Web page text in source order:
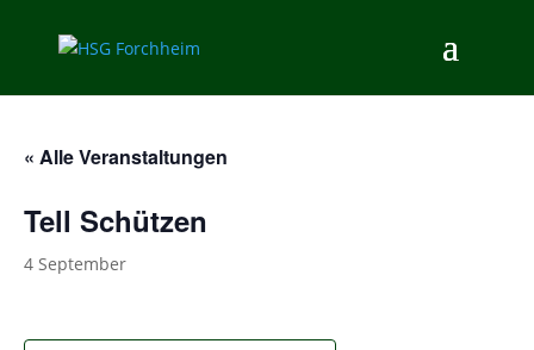
« Alle Veranstaltungen
Tell Schützen
4 September